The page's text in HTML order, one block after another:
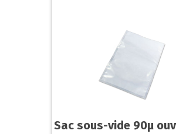
Sac sous-vide 90µ